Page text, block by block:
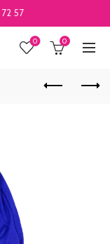
57
0 0